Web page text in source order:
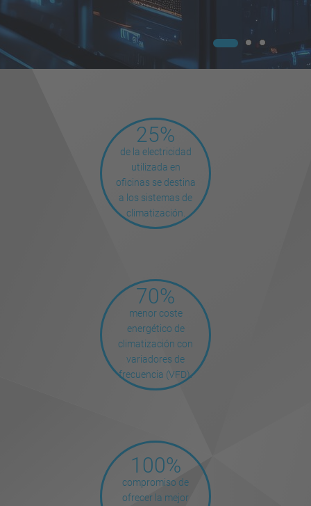
25%
de la electricidad
utilizada en
oficinas se destina
a los sistemas de
climatización.
70%
menor coste
energético de
climatización con
variadores de
frecuencia (VFD).
100%
compromiso de
ofrecer la mejor